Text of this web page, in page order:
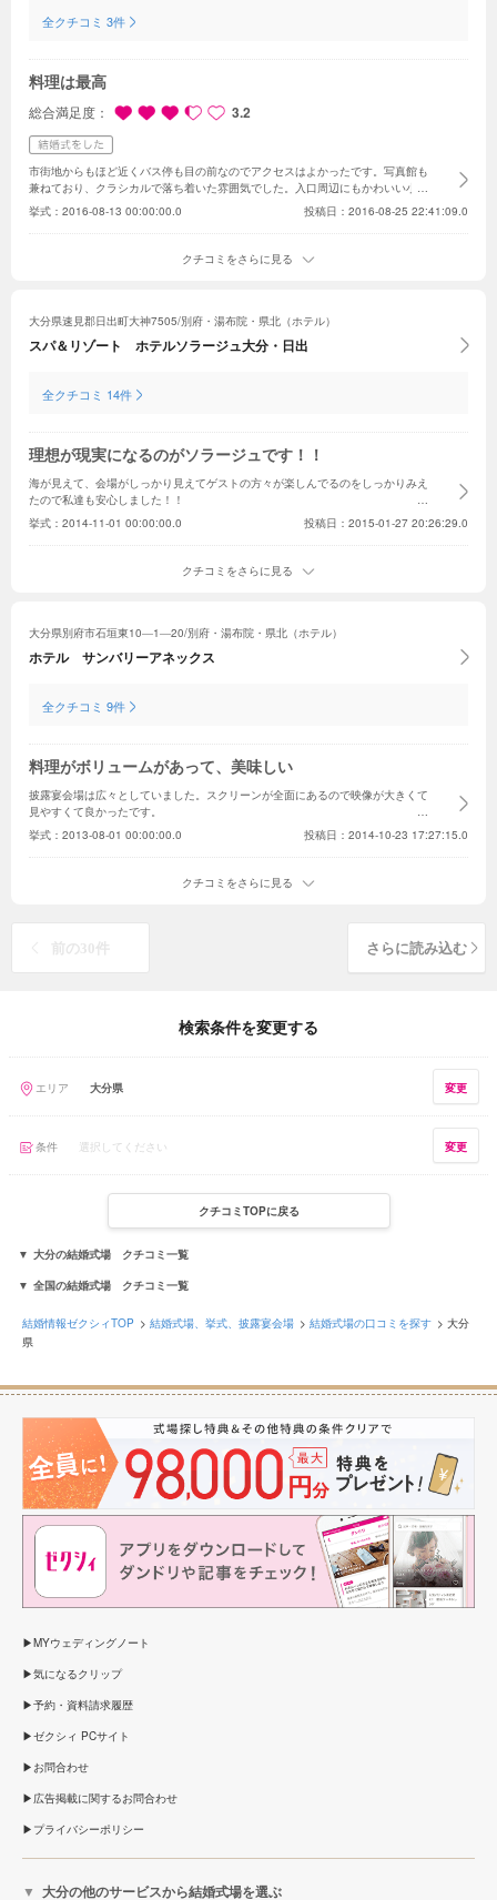
全クチコミ 3件
料理は最高
総合満足度 3.2
市街地からもほど近くバス停も目の前なのでアクセスはよかったです。写真館も
兼ねており、クラシカルで落ち着いた雰囲気でした。入口周辺にもかわいい小物
が並べているので、どこで写真を撮っても絵になります。披露宴会場は2階で窓
も多かったので自然な光が入っていました。珍しい長方形のテーブル席で、装花
のセンスが良かったです。給仕スタッフについてですが、ビールが飲めないゲス
トが空のグラスで乾杯をしたそうです。先に飲み物のオーダーを尋ねるべきだと
てもらいたいです。料理は、特別しゃれた食材を使っているわけではありません
が、どれもとてもおいしくてボリューム満点でした。高齢のゲストも食べやすか
ったようです。特にヒレ肉のステーキが絶品でした。ケーキもおいしかったで
挙式： 2016-08-13 00:00:00.0 投稿日：2016-08-25 22:41:09.0
クチコミをさらに見る
大分県速見郡日出町大神7505/別府・湯布院・県北（ホテル）
スパ＆リゾート ホテルソラージュ大分・日出
全クチコミ 14件
理想が現実になるのがソラージュです！！
海が見えて、会場がしっかり見えてゲストの方々が楽しんでるのをしっかりみえ
たので私達も安心しました！！
挙式： 2014-11-01 00:00:00.0 投稿日：2015-01-27 20:26:29.0
クチコミをさらに見る
大分県別府市石垣東10―1―20/別府・湯布院・県北（ホテル）
ホテル サンバリーアネックス
全クチコミ 9件
料理がボリュームがあって、美味しい
披露宴会場は広々としていました。 スクリーンが全面にあるので映像が大きくて
見やすくて良かったです。
挙式： 2013-08-01 00:00:00.0 投稿日：2014-10-23 17:27:15.0
クチコミをさらに見る
前の30件 さらに読み込む
検索条件を変更する
エリア 大分県 変更
条件 選択してください 変更
クチコミTOPに戻る
大分の結婚式場 クチコミ一覧
全国の結婚式場 クチコミ一覧
結婚情報ゼクシィTOP 結婚式場、挙式、披露宴会場 結婚式場の口コミを探す
大分
県
MYウェディングノート
気になるクリップ
予約・資料請求履歴
ゼクシィ PCサイト
お問合わせ
広告掲載に関するお問合わせ
プライバシーポリシー
大分の他のサービスから結婚式場を選ぶ